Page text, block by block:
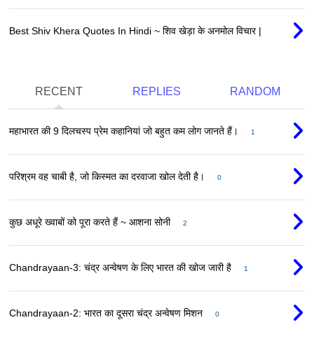
Best Shiv Khera Quotes In Hindi ~ शिव खेड़ा के अनमोल विचार |
RECENT REPLIES RANDOM
महाभारत की 9 दिलचस्प प्रेम कहानियां जो बहुत कम लोग जानते हैं। 1
परिश्रम वह चाबी है, जो किस्मत का दरवाजा खोल देती है। 0
कुछ अधूरे ख्वाबों को पूरा करते हैं ~ आशना सोनी 2
Chandrayaan-3: चंद्र अन्वेषण के लिए भारत की खोज जारी है 1
Chandrayaan-2: भारत का दूसरा चंद्र अन्वेषण मिशन 0